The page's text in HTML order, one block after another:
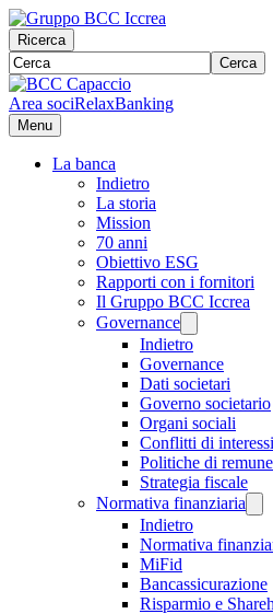
Ricerca
Cerca
Area sociRelaxBanking
Menu
La banca
Indietro
La storia
Mission
70 anni
Obiettivo ESG
Rapporti con i fornitori
Il Gruppo BCC Iccrea
Governance
Indietro
Governance
Dati societari
Governo societario
Organi sociali
Conflitti di
Politiche di
Strategia fiscale
Normativa finanziaria
Indietro
Normativa
MiFid
Bancassicurazione
Risparmio e